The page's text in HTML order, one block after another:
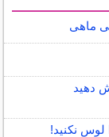
ماهی
دهید
لوس نکنید!